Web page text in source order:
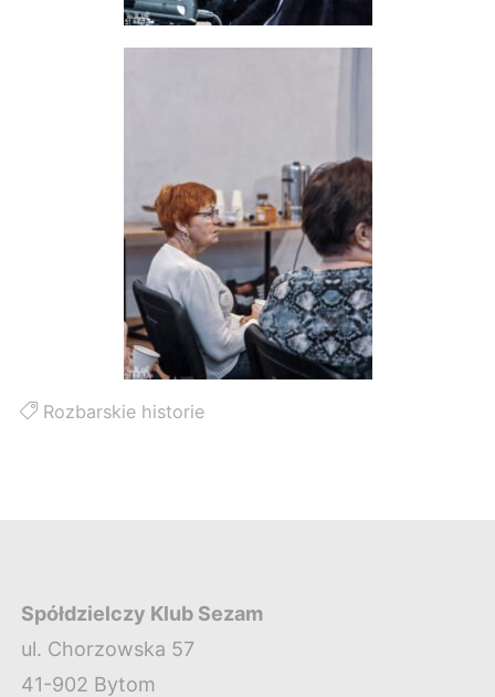
Rozbarskie historie
Spółdzielczy Klub Sezam
ul. Chorzowska 57
41-902 Bytom